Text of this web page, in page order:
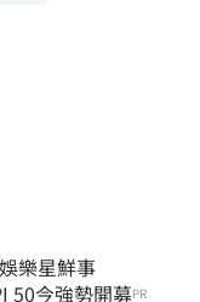
樂星鮮事
50今強勢開募PR